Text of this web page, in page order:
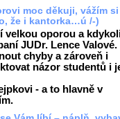
moc děkuji, vážím
že i kantorka…ú /-)
velkou oporou a
JUDr. Lence Valové.
chyby a zároveň i
názor studentů i
- a to hlavně v